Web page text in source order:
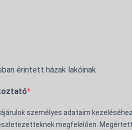
érintett házak lakóinak
személyes adataim
megfelelően.